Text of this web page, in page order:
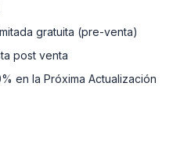
gratuita (pre-venta)
post venta
en la Próxima Actualización